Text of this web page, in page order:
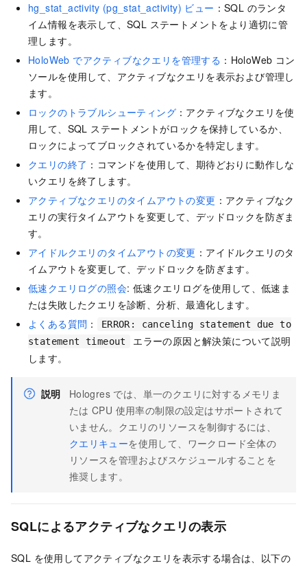
hg_stat_activity (pg_stat_activity) ビュー ：SQL のランタ
イム情報を表示して、SQL ステートメントをより適切に管
理します。
HoloWeb でアクティブなクエリを管理する ：HoloWeb コン
ソールを使用して、アクティブなクエリを表示および管理し
ます。
ロックのトラブルシューティング ：アクティブなクエリを使
用して、SQL ステートメントがロックを保持しているか、
ロックによってブロックされているかを特定します。
クエリの終了 ：コマンドを使用して、期待どおりに動作しな
いクエリを終了します。
アクティブなクエリのタイムアウトの変更 ：アクティブなク
エリの実行タイムアウトを変更して、デッドロックを防ぎま
す。
アイドルクエリのタイムアウトの変更 ：アイドルクエリのタ
イムアウトを変更して、デッドロックを防ぎます。
低速クエリログの照会: 低速クエリログを使用して、低速ま
たは失敗したクエリを診断、分析、最適化します。
よくある質問 ：
ERROR: canceling statement due to
statement timeout
エラーの原因と解決策について説明
します。
説明
Hologres では、単一のクエリに対するメモリま
たは CPU 使用率の制限の設定はサポートされて
いません。クエリのリソースを制御するには、
クエリキューを使用して、ワークロード全体の
リソースを管理およびスケジュールすることを
推奨します。
SQLによるアクティブなクエリの表示
SQL を使用してアクティブなクエリを表示する場合は、以下の